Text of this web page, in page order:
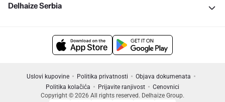
Delhaize Serbia
Uslovi kupovine Politika privatnosti
Objava dokumenata
Politika kolačića
Prijavite ranjivost
Cenovnici
Copyright © 2026 All rights reserved. Delhaize Group.